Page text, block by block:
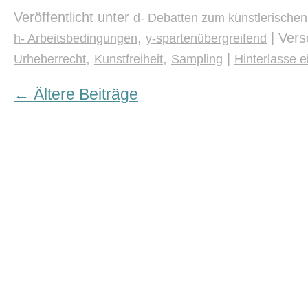
Veröffentlicht unter d- Debatten zum
h- Arbeitsbedingungen, y-spartenübergreifend
Urheberrecht, Kunstfreiheit, Sampling Hinterlasse
← Ältere Beiträge